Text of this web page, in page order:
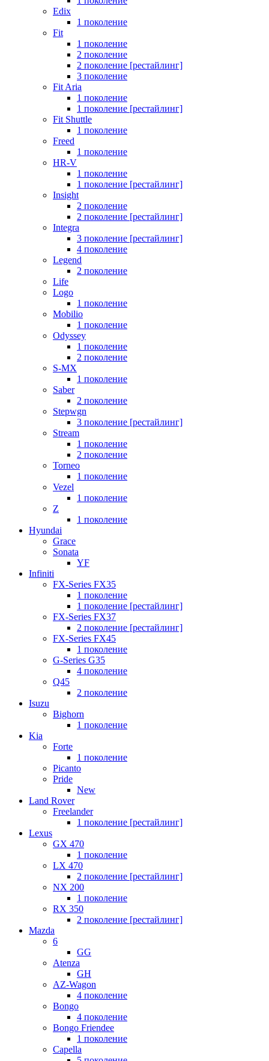
Edix
1 поколение
Fit
1 поколение
2 поколение
2 поколение [рестайлинг]
3 поколение
Fit Aria
1 поколение
1 поколение [рестайлинг]
Fit Shuttle
1 поколение
Freed
1 поколение
HR-V
1 поколение
1 поколение [рестайлинг]
Insight
2 поколение
2 поколение [рестайлинг]
Integra
3 поколение [рестайлинг]
4 поколение
Legend
2 поколение
Life
Logo
1 поколение
Mobilio
1 поколение
Odyssey
1 поколение
2 поколение
S-MX
1 поколение
Saber
2 поколение
Stepwgn
3 поколение [рестайлинг]
Stream
1 поколение
2 поколение
Torneo
1 поколение
Vezel
1 поколение
Z
1 поколение
Hyundai
Grace
Sonata
YF
Infiniti
FX-Series FX35
1 поколение
1 поколение [рестайлинг]
FX-Series FX37
2 поколение [рестайлинг]
FX-Series FX45
1 поколение
G-Series G35
4 поколение
Q45
2 поколение
Isuzu
Bighorn
1 поколение
Kia
Forte
1 поколение
Picanto
Pride
New
Land Rover
Freelander
1 поколение [рестайлинг]
Lexus
GX 470
1 поколение
LX 470
2 поколение [рестайлинг]
NX 200
1 поколение
RX 350
2 поколение [рестайлинг]
Mazda
6
GG
Atenza
GH
AZ-Wagon
4 поколение
Bongo
4 поколение
Bongo Friendee
1 поколение
Capella